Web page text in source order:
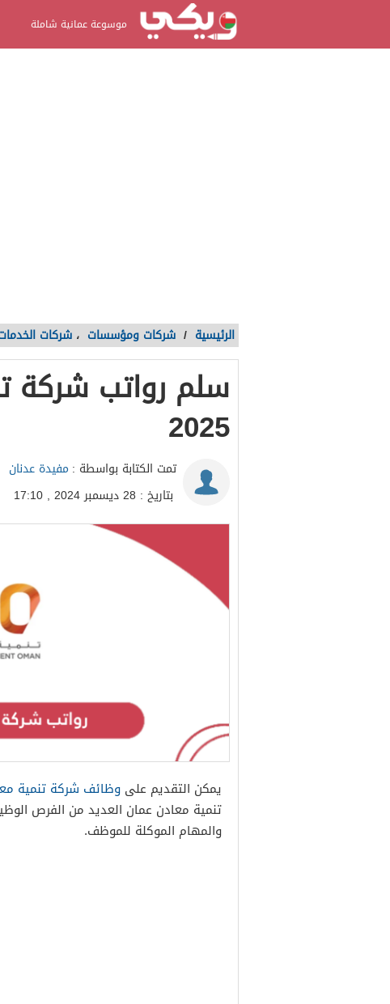
موسوعة عمانية شاملة
الرئيسية / شركات ومؤسسات ، شركات
سلم رواتب شركة
2025
تمت الكتابة بواسطة : مفيدة عدنان
بتاريخ : 28 ديسمبر 2024 , 17:10
يمكن التقديم على وظائف شركة تنمية
تنمية معادن عمان العديد من الفرص
والمهام الموكلة للموظف.